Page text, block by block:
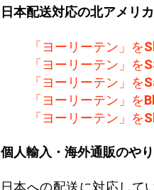
日本配送対応の北アメリ
「ヨーリーテン」を
「ヨーリーテン」を
「ヨーリーテン」を
「ヨーリーテン」を
「ヨーリーテン」を
個人輸入・海外通販のや